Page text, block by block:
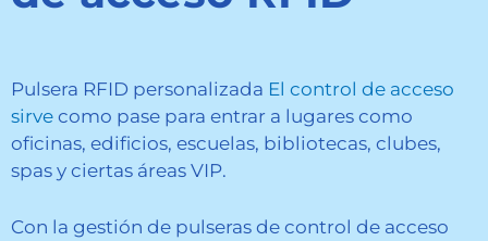
Pulsera RFID personalizada El control de acceso
sirve como pase para entrar a lugares como
oficinas, edificios, escuelas, bibliotecas, clubes,
spas y ciertas áreas VIP.
Con la gestión de pulseras de control de acceso